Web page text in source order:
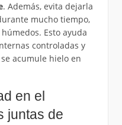
. Además, evita dejarla
mucho tiempo,
Esto ayuda
controladas y
acumule hielo en
en el
juntas de